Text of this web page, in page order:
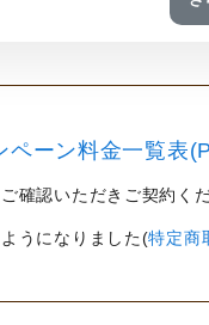
ーン料金一覧表
確認いただきご契約くだ
うになりました(特定商